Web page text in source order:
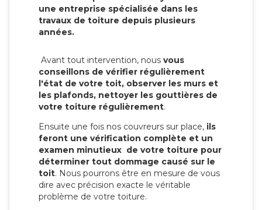
une entreprise spécialisée dans les
travaux de toiture depuis plusieurs
années.
Avant tout intervention, nous vous
conseillons de vérifier régulièrement
l'état de votre toit, observer les murs et
les plafonds, nettoyer les gouttières de
votre toiture régulièrement.
Ensuite une fois nos couvreurs sur place, ils
feront une vérification complète et un
examen minutieux de votre toiture pour
déterminer tout dommage causé sur le
toit. Nous pourrons être en mesure de vous
dire avec précision exacte le véritable
problème de votre toiture.